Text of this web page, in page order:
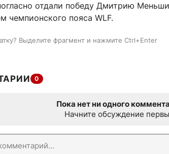
отдали победу Дмитрию
чемпионского пояса WLF.
Выделите фрагмент и нажмите Ctrl+Enter
0
Пока нет ни одного
Начните обсуждение